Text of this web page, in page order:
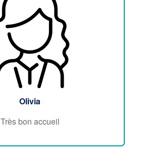
Olivia
Très bon accueil